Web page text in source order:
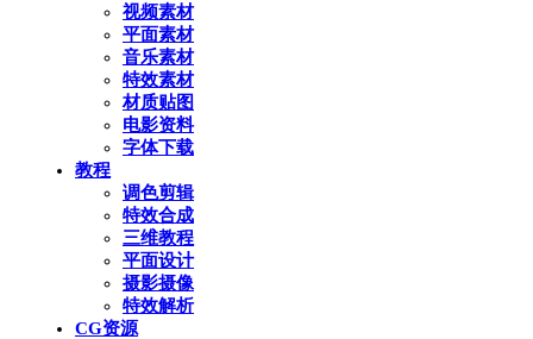
视频素材
平面素材
音乐素材
特效素材
材质贴图
电影资料
字体下载
教程
调色剪辑
特效合成
三维教程
平面设计
摄影摄像
特效解析
CG资源